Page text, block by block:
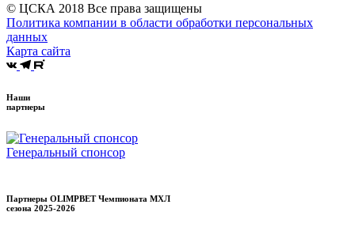
© ЦСКА 2018 Все права защищены
Политика компании в области обработки персональных
данных
Карта сайта
Наши
партнеры
Генеральный спонсор
Партнеры OLIMPBET Чемпионата МХЛ
сезона 2025-2026